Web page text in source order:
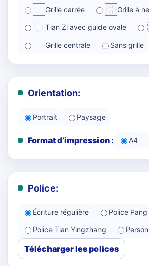
Grille carrée Grille à
Tian Zi avec guide ovale
Grille centrale Sans grille
Orientation:
Portrait Paysage
Format d’impression : A4
Police:
Écriture régulière
Police
Police Tian Yingzhang
Télécharger les polices